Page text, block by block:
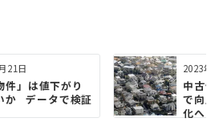
21日
件」は値下がり
か データで検証
2023年
中古
で向
化へ